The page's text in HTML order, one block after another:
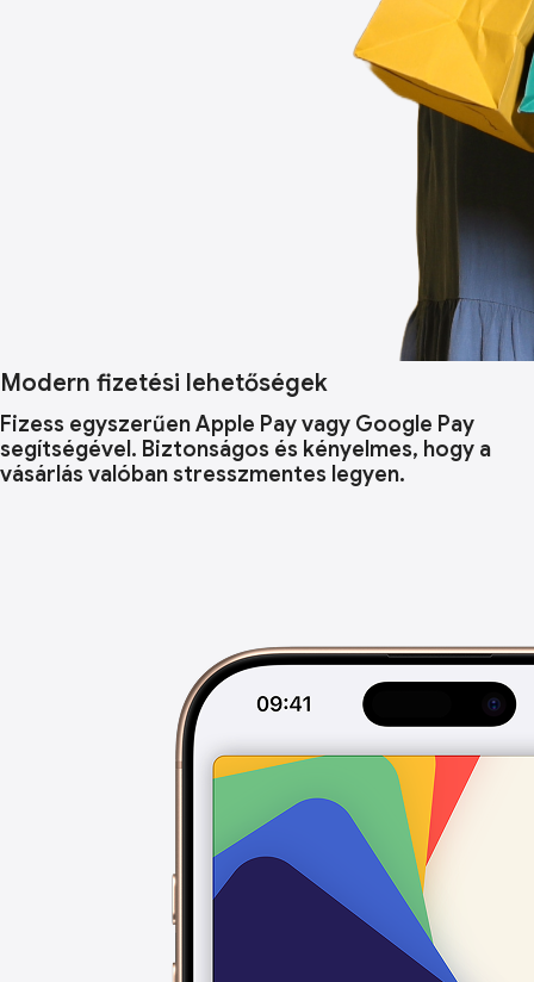
Modern fizetési lehetőségek
Fizess egyszerűen Apple Pay vagy Google Pay
segítségével. Biztonságos és kényelmes, hogy a
vásárlás valóban stresszmentes legyen.